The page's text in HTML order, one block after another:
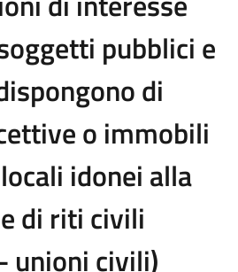
pubblici e
di
o immobili
idonei alla
di riti civili
unioni civili)